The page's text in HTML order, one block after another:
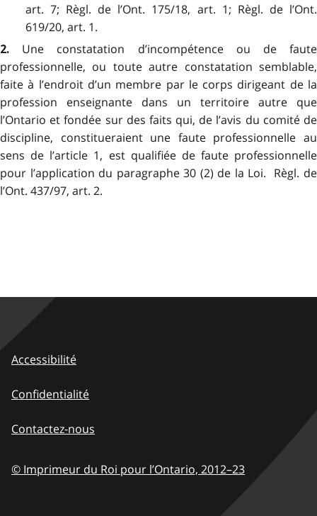
art. 7; Règl. de l’Ont. 175/18, art. 1; Règl. de l’Ont.
619/20, art. 1.
2. Une constatation d’incompétence ou de faute
professionnelle, ou toute autre constatation semblable,
faite à l’endroit d’un membre par le corps dirigeant de la
profession enseignante dans un territoire autre que
l’Ontario et fondée sur des faits qui, de l’avis du comité de
discipline, constitueraient une faute professionnelle au
sens de l’article 1, est qualifiée de faute professionnelle
pour l’application du paragraphe 30 (2) de la Loi. Règl. de
l’Ont. 437/97, art. 2.
Accessibilité
Confidentialité
Contactez-nous
© Imprimeur du Roi pour l’Ontario, 2012–23